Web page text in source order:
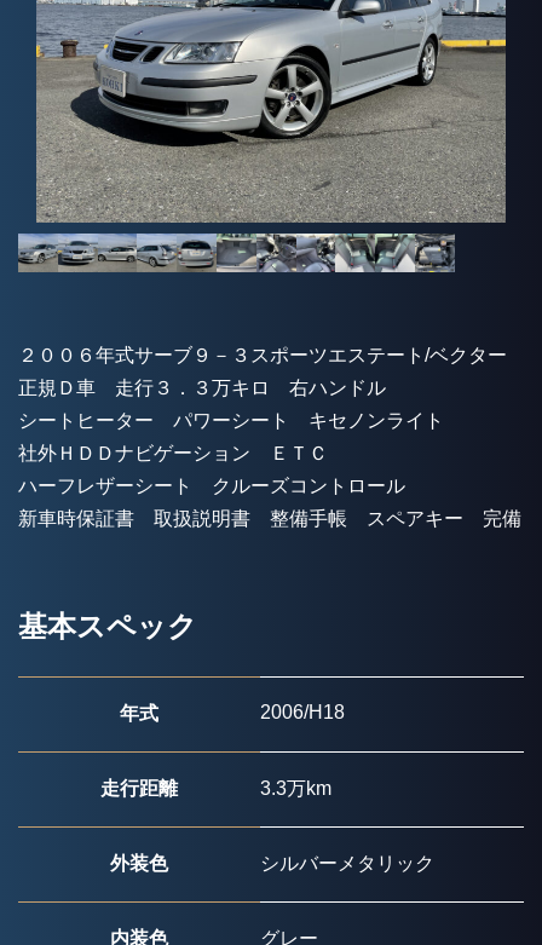
２００６年式サーブ９－３スポーツエステート/ベクター
正規Ｄ車 走行３．３万キロ 右ハンドル
シートヒーター パワーシート キセノンライト
社外ＨＤＤナビゲーション ＥＴＣ
ハーフレザーシート クルーズコントロール
新車時保証書 取扱説明書 整備手帳 スペアキー 完備
基本スペック
年式 2006/H18
走行距離 3.3万km
外装色 シルバーメタリック
内装色 グレー